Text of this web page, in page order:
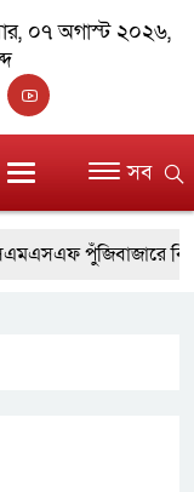
০৭ অগাস্ট ২০২৬,
সব
পুঁজিবাজারে